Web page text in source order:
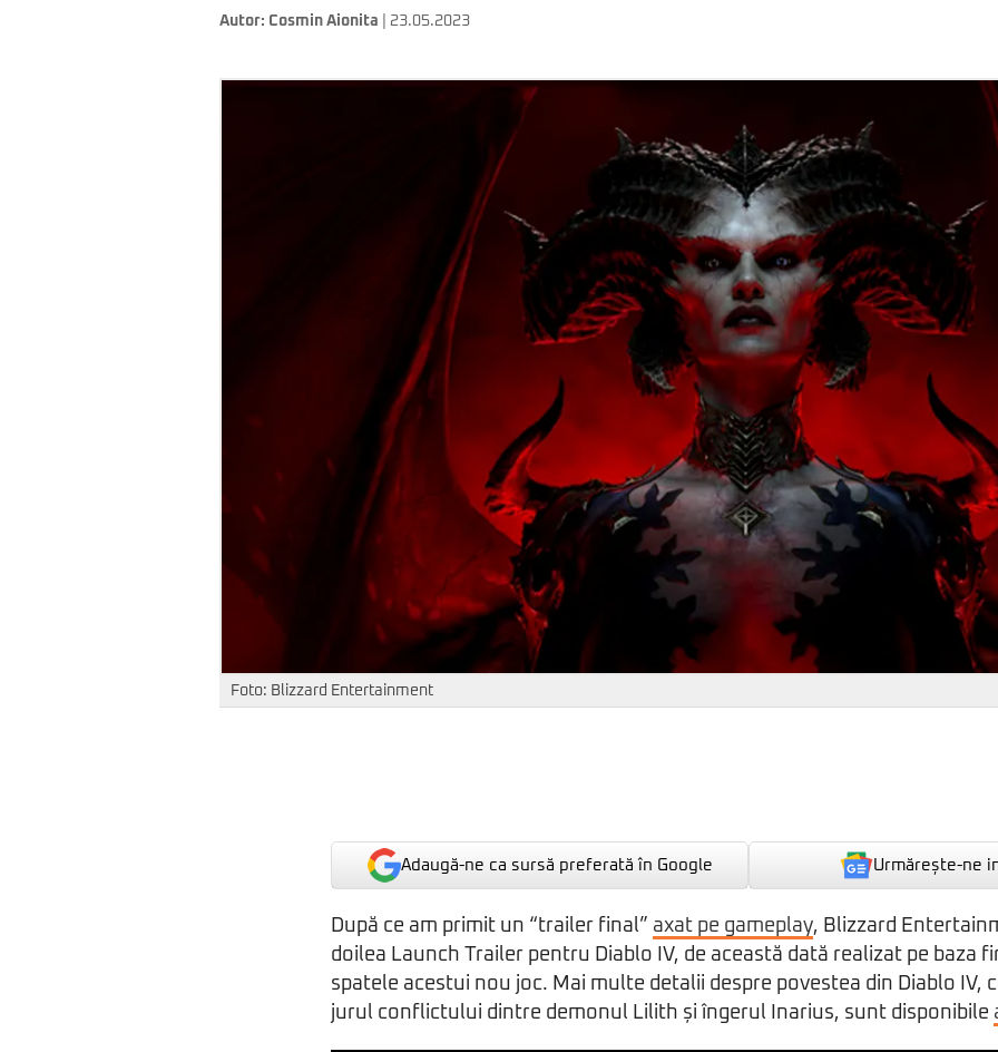
Autor: Cosmin Aionita | 23.05.2023
Foto: Blizzard Entertainment
Adaugă-ne ca sursă preferată în Google Urmărește-ne
După ce am primit un “trailer final” axat pe gameplay, Blizzard
doilea Launch Trailer pentru Diablo IV, de această dată realizat pe baza
spatele acestui nou joc. Mai multe detalii despre povestea din Diablo IV,
jurul conflictului dintre demonul Lilith și îngerul Inarius, sunt disponibile